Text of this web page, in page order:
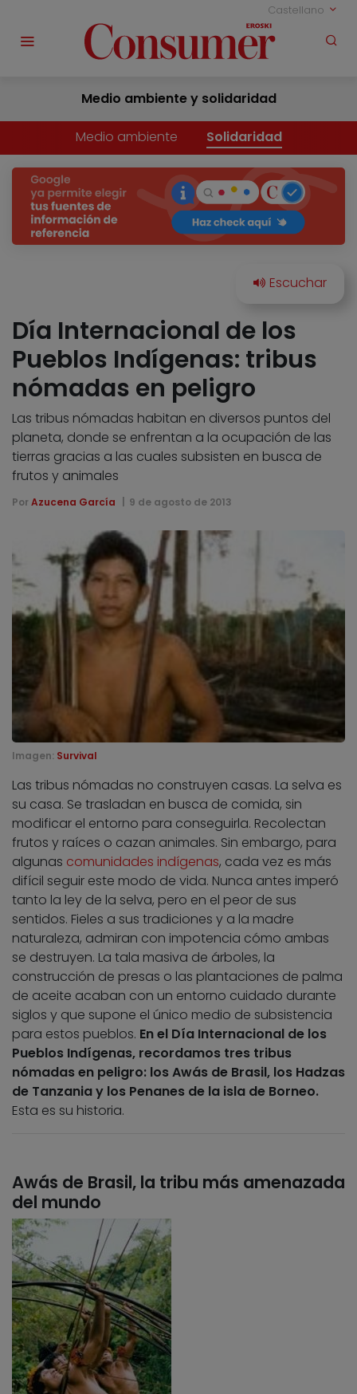
Castellano
Medio ambiente y solidaridad
Medio ambiente Solidaridad
Día Internacional de los
Pueblos Indígenas: tribus
nómadas en peligro
Las tribus nómadas habitan en diversos puntos del
planeta, donde se enfrentan a la ocupación de las
tierras gracias a las cuales subsisten en busca de
frutos y animales
Por Azucena García 9 de agosto de 2013
Imagen: Survival
Las tribus nómadas no construyen casas. La selva es
su casa. Se trasladan en busca de comida, sin
modificar el entorno para conseguirla. Recolectan
frutos y raíces o cazan animales. Sin embargo, para
algunas comunidades indígenas, cada vez es más
difícil seguir este modo de vida. Nunca antes imperó
tanto la ley de la selva, pero en el peor de sus
sentidos. Fieles a sus tradiciones y a la madre
naturaleza, admiran con impotencia cómo ambas
se destruyen. La tala masiva de árboles, la
construcción de presas o las plantaciones de palma
de aceite acaban con un entorno cuidado durante
siglos y que supone el único medio de subsistencia
para estos pueblos. En el Día Internacional de los
Pueblos Indígenas, recordamos tres tribus
nómadas en peligro: los Awás de Brasil, los Hadzas
de Tanzania y los Penanes de la isla de Borneo.
Esta es su historia.
Awás de Brasil, la tribu más amenazada
del mundo